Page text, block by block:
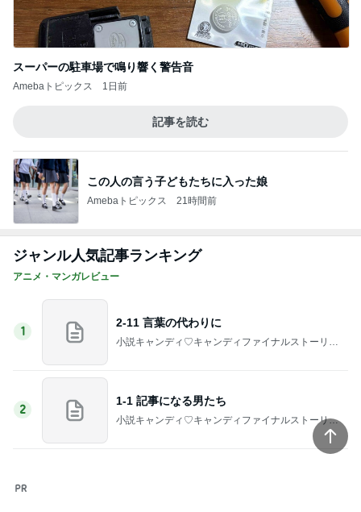
Amebaトピックス 1日前
記事を読む
Amebaトピックス 21時間前
ジャンル人気記事ランキング
アニメ・マンガレビュー
1
小説キャンディ♡キャンディファイナルストーリー
二次小説【時の彼方で】
2
1-1 記事になる男たち
小説キャンディ♡キャンディファイナルストーリー
3